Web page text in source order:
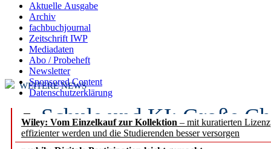
Aktuelle Ausgabe
Archiv
fachbuchjournal
Zeitschrift IWP
Mediadaten
Abo / Probeheft
Newsletter
Sponsored Content
Datenschutzerklärung
Wiley: Vom Einzelkauf zur Kollektion – mit kuratierten
effizienter werden und die Studierenden besser versorgen
WEITERE NEWS
Schule und KI: Große
Voraussetzungen